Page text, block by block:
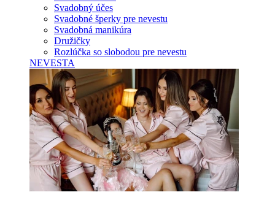
Svadobný účes
Svadobné šperky pre nevestu
Svadobná manikúra
Družičky
Rozlúčka so slobodou pre nevestu
NEVESTA